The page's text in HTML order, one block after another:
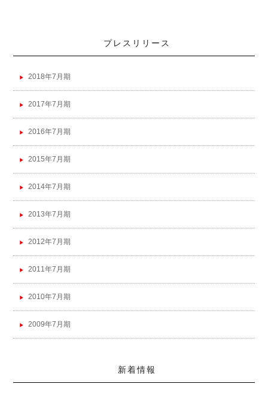
プレスリリース
2018年7月期
2017年7月期
2016年7月期
2015年7月期
2014年7月期
2013年7月期
2012年7月期
2011年7月期
2010年7月期
2009年7月期
新着情報